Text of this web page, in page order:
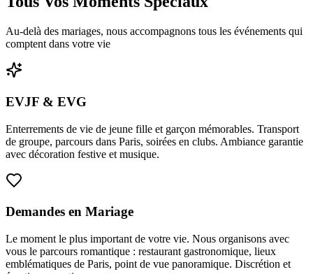
Au-delà des mariages, nous accompagnons tous les événements qui
comptent dans votre vie
EVJF & EVG
Enterrements de vie de jeune fille et garçon mémorables. Transport
de groupe, parcours dans Paris, soirées en clubs. Ambiance garantie
avec décoration festive et musique.
Demandes en Mariage
Le moment le plus important de votre vie. Nous organisons avec
vous le parcours romantique : restaurant gastronomique, lieux
emblématiques de Paris, point de vue panoramique. Discrétion et